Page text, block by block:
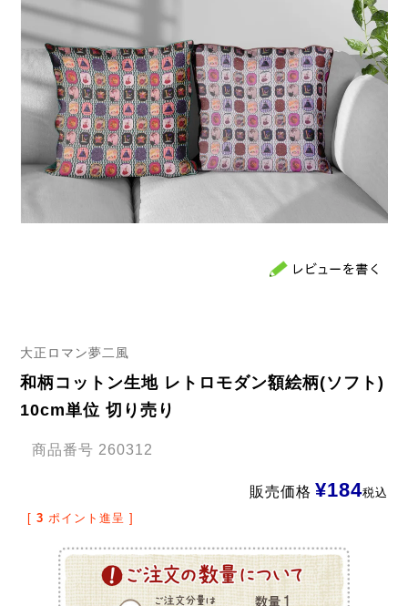
大正ロマン夢二風
和柄コットン生地 レトロモダン額絵柄(ソフト)
10cm単位 切り売り
商品番号 260312
販売価格 ¥184税込
[ 3 ポイント進呈 ]